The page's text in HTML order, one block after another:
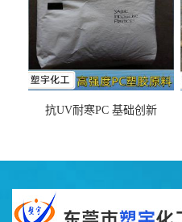
抗UV耐寒PC 基础创新